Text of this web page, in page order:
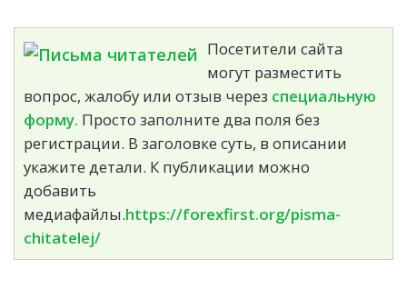
Посетители сайта
могут разместить
вопрос, жалобу или отзыв через специальную
форму. Просто заполните два поля без
регистрации. В заголовке суть, в описании
укажите детали. К публикации можно
добавить
медиафайлы.https://forexfirst.org/pisma-
chitatelej/